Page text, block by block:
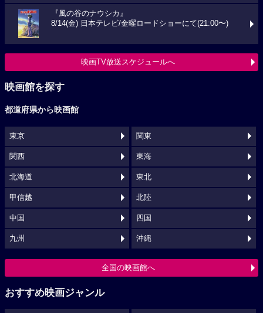
『風の谷のナウシカ』
8/14(金) 日本テレビ/金曜ロードショーにて(21:00〜)
映画TV放送スケジュールへ
映画館を探す
都道府県から映画館
東京 関東
関西 東海
北海道 東北
甲信越 北陸
中国 四国
九州 沖縄
全国の映画館へ
おすすめ映画ジャンル